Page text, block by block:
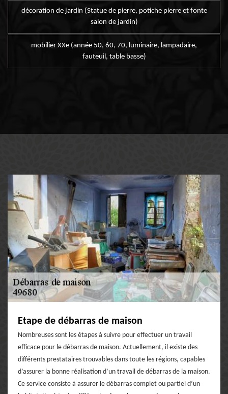
décoration de jardin (Statue de pierre, potiche pierre et fonte
salon de jardin)
mobilier XXe (année 50, 60, 70, luminaire, lampadaire,
fauteuil, table basse)
Etape de débarras de maison
Nombreuses sont les étapes à suivre pour effectuer un travail
efficace pour le débarras de maison. Actuellement, il existe des
différents prestataires trouvables dans toute les régions, capables
d’assurer la bonne réalisation d’un travail de débarras de la maison.
Ce service consiste à assurer le débarras complet ou partiel d’un